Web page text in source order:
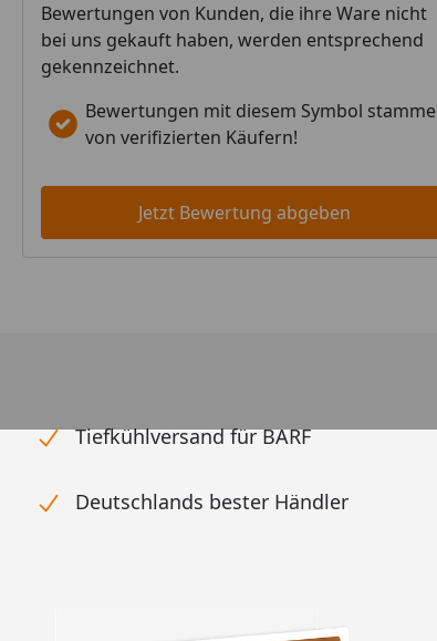
Bewertungen von Kunden, die ihre Ware nicht
bei uns gekauft haben, werden entsprechend
gekennzeichnet.
Bewertungen mit diesem Symbol
von verifizierten Käufern!
Jetzt Bewertung abgeben
Tiefkühlversand für BARF
Deutschlands bester Händler